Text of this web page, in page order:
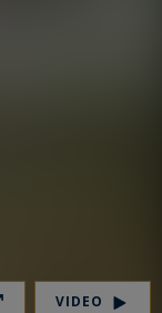
VIDEO